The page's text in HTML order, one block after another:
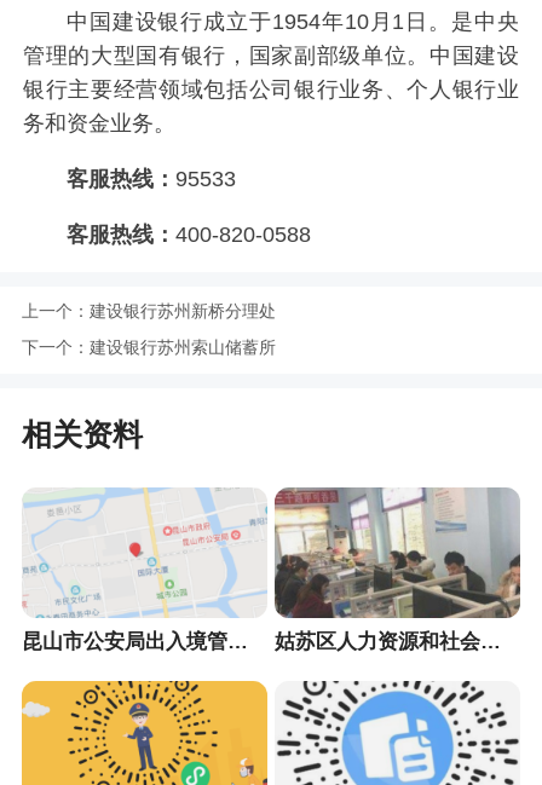
中国建设银行成立于1954年10月1日。是中央
管理的大型国有银行，国家副部级单位。中国建设
银行主要经营领域包括公司银行业务、个人银行业
务和资金业务。
客服热线： 95533
客服热线： 400-820-0588
上一个： 建设银行苏州新桥分理处
下一个： 建设银行苏州索山储蓄所
相关资料
昆山市公安局出入境管理大队 姑苏区人力资源和社会保障局